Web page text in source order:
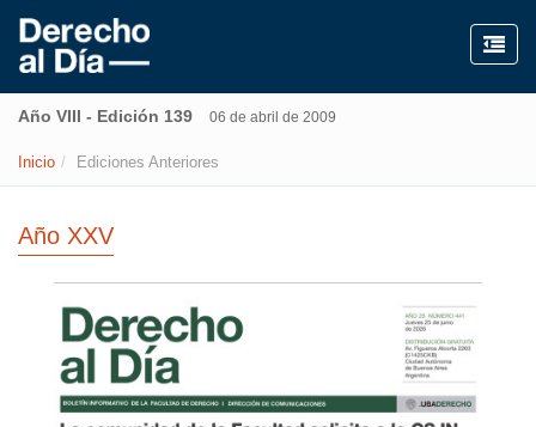
Año VIII - Edición 139 06 de abril de 2009
Inicio Ediciones Anteriores
Año XXV